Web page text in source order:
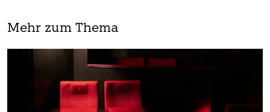
Mehr zum Thema